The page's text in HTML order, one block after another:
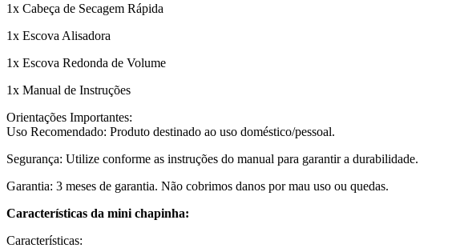
1x Cabeça de Secagem Rápida
1x Escova Alisadora
1x Escova Redonda de Volume
1x Manual de Instruções
Orientações Importantes:
Uso Recomendado: Produto destinado ao uso doméstico/pessoal.
Segurança: Utilize conforme as instruções do manual para garantir a durabilidade.
Garantia: 3 meses de garantia. Não cobrimos danos por mau uso ou quedas.
Características da mini chapinha:
Características: